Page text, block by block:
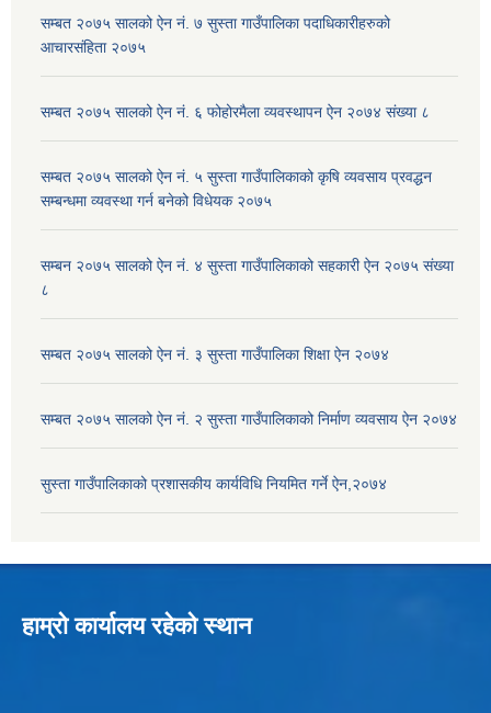
सम्बत २०७५ सालको ऐन नं. ७ सुस्ता गाउँपालिका पदाधिकारीहरुको
आचारसंहिता २०७५
सम्बत २०७५ सालको ऐन नं. ६ फोहोरमैला व्यवस्थापन ऐन २०७४ संख्या ८
सम्बत २०७५ सालको ऐन नं. ५ सुस्ता गाउँपालिकाको कृषि व्यवसाय प्रवद्धन
सम्बन्धमा व्यवस्था गर्न बनेको विधेयक २०७५
सम्बन २०७५ सालको ऐन नं. ४ सुस्ता गाउँपालिकाको सहकारी ऐन २०७५ संख्या
८
सम्बत २०७५ सालको ऐन नं. ३ सुस्ता गाउँपालिका शिक्षा ऐन २०७४
सम्बत २०७५ सालको ऐन नं. २ सुस्ता गाउँपालिकाको निर्माण व्यवसाय ऐन २०७४
सुस्ता गाउँपालिकाको प्रशासकीय कार्यविधि नियमित गर्ने ऐन,२०७४
हाम्रो कार्यालय रहेको स्थान